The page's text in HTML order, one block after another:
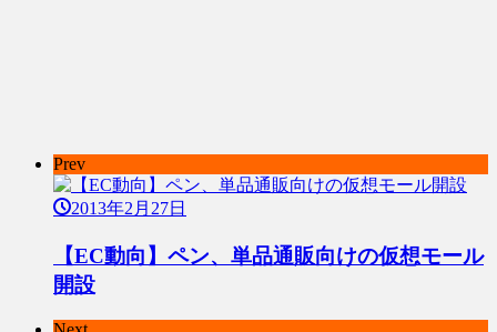
Prev
2013年2月27日
【EC動向】ペン、単品通販向けの仮想モール
開設